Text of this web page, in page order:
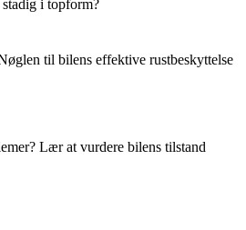
i topform?
til bilens effektive rustbeskyttelse
Lær at vurdere bilens tilstand